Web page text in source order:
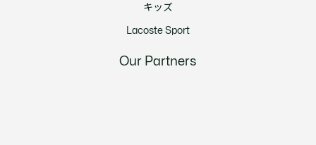
キッズ
Lacoste Sport
Our Partners